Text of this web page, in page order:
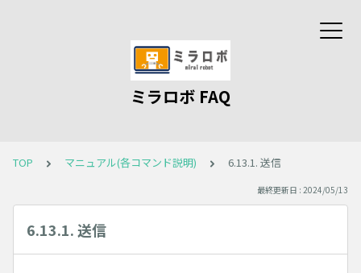
ミラロボ FAQ
TOP マニュアル(各コマンド説明) 6.13.1. 送信
最終更新日 : 2024/05/13
6.13.1. 送信